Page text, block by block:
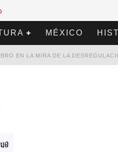
MÉXICO
EN LA MIRA DE LA
CORREA | LA NIEVE